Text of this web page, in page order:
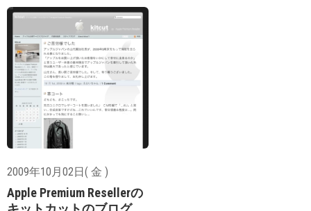
2009年10月02日( 金 )
Apple Premium Resellerの